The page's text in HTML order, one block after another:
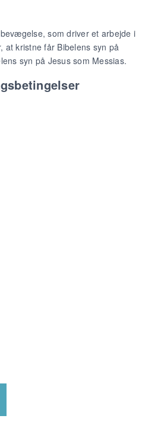
som driver et arbejde i
at kristne får Bibelens syn på
syn på Jesus som Messias.